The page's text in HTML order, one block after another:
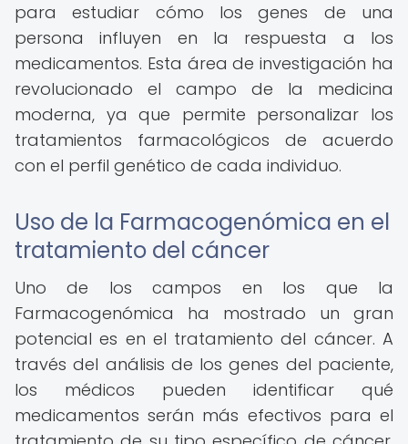
para estudiar cómo los genes de una
persona influyen en la respuesta a los
medicamentos. Esta área de investigación ha
revolucionado el campo de la medicina
moderna, ya que permite personalizar los
tratamientos farmacológicos de acuerdo
con el perfil genético de cada individuo.
Uso de la Farmacogenómica en el
tratamiento del cáncer
Uno de los campos en los que la
Farmacogenómica ha mostrado un gran
potencial es en el tratamiento del cáncer. A
través del análisis de los genes del paciente,
los médicos pueden identificar qué
medicamentos serán más efectivos para el